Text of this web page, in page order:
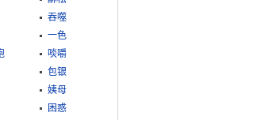
吞噬
一色
啖嚼
包银
姨母
困惑